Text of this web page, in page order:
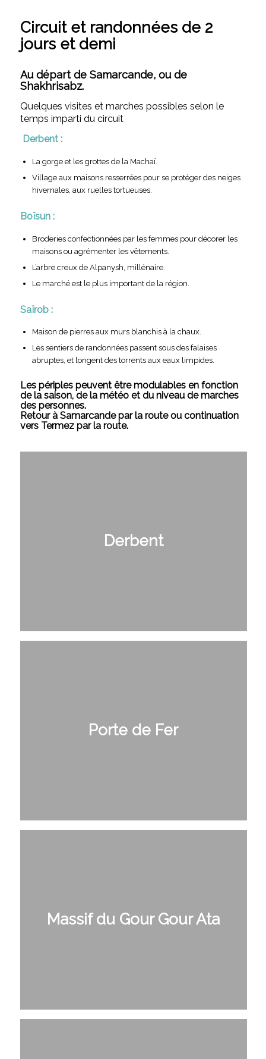
Circuit et randonnées de 2
jours et demi
Au départ de Samarcande, ou de
Shakhrisabz.
Quelques visites et marches possibles selon le
temps imparti du circuit
Derbent :
La gorge et les grottes de la Machaï.
Village aux maisons resserrées pour se protéger des neiges
hivernales, aux ruelles tortueuses.
Boïsun :
Broderies confectionnées par les femmes pour décorer les
maisons ou agrémenter les vêtements.
L’arbre creux de Alpanysh, millénaire.
Le marché est le plus important de la région.
Saïrob :
Maison de pierres aux murs blanchis à la chaux.
Les sentiers de randonnées passent sous des falaises
abruptes, et longent des torrents aux eaux limpides.
Les périples peuvent être modulables en fonction
de la saison, de la météo et du niveau de marches
des personnes.
Retour à Samarcande par la route ou continuation
vers Termez par la route.
Derbent
Porte de Fer
Massif du Gour Gour Ata